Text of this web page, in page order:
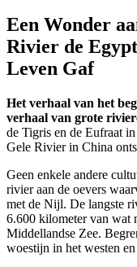
Een Wonder
Rivier de
Leven Gaf
Het verhaal van het
verhaal van grote
de Tigris en de Eufraat
Gele Rivier in China
Geen enkele andere
rivier aan de oevers
met de Nijl. De langste
6.600 kilometer van wat
Middellandse Zee.
woestijn in het westen